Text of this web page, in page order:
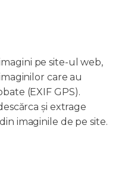
pe site-ul web,
care au
(EXIF GPS).
și extrage
imaginile de pe site.